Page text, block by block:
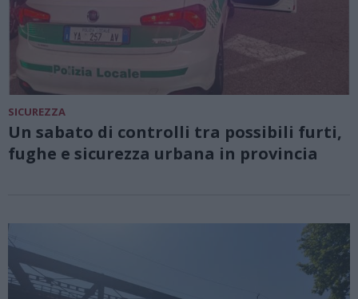
SICUREZZA
Un sabato di controlli tra possibili furti,
fughe e sicurezza urbana in provincia